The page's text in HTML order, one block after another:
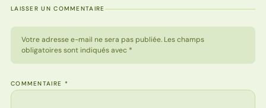
LAISSER UN COMMENTAIRE
Votre adresse e-mail ne sera pas publiée. Les champs
obligatoires sont indiqués avec *
COMMENTAIRE *